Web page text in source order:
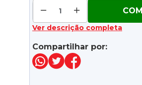
Ver descrição completa
Compartilhar por: